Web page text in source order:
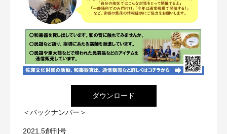
ダウンロード
＜バックナンバー＞
2021.5創刊号